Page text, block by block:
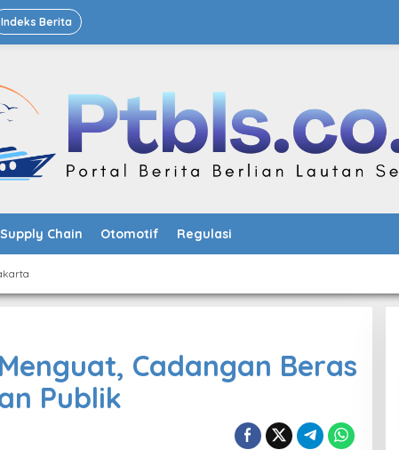
Indeks Berita
Supply Chain Otomotif Regulasi
Cadangan Beras
Publik